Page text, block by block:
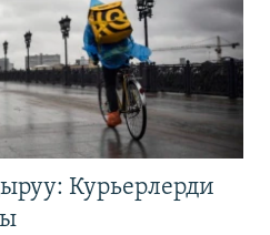
Курьерлерди